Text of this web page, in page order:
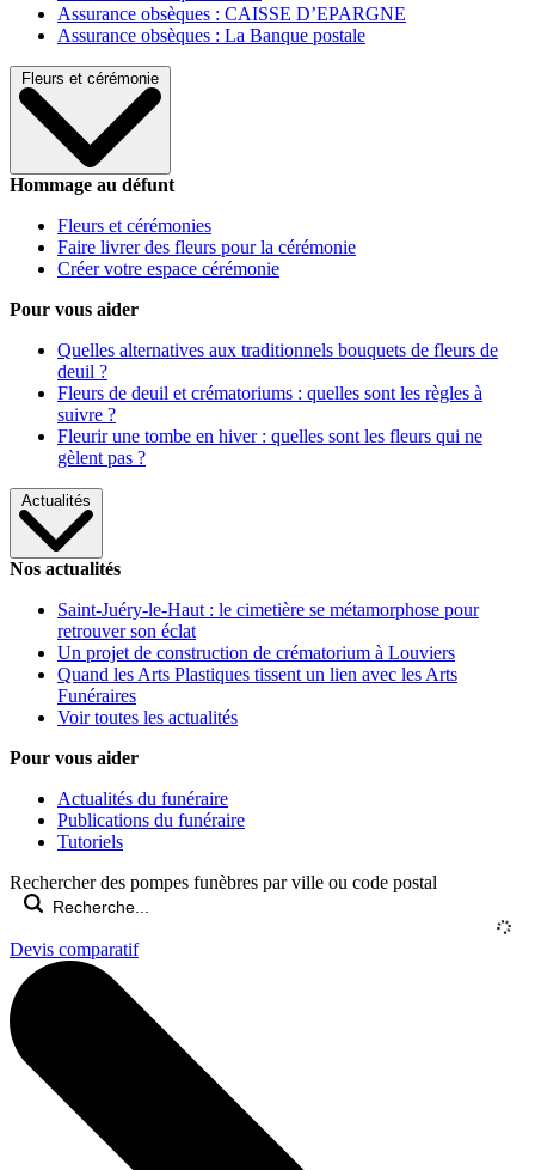
Assurance obsèques : CAISSE D’EPARGNE
Assurance obsèques : La Banque postale
Fleurs et cérémonie
Hommage au défunt
Fleurs et cérémonies
Faire livrer des fleurs pour la cérémonie
Créer votre espace cérémonie
Pour vous aider
Quelles alternatives aux traditionnels bouquets de fleurs de
deuil ?
Fleurs de deuil et crématoriums : quelles sont les règles à
suivre ?
Fleurir une tombe en hiver : quelles sont les fleurs qui ne
gèlent pas ?
Actualités
Nos actualités
Saint-Juéry-le-Haut : le cimetière se métamorphose pour
retrouver son éclat
Un projet de construction de crématorium à Louviers
Quand les Arts Plastiques tissent un lien avec les Arts
Funéraires
Voir toutes les actualités
Pour vous aider
Actualités du funéraire
Publications du funéraire
Tutoriels
Rechercher des pompes funèbres par ville ou code postal
Devis comparatif